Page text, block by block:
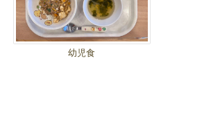
幼児食